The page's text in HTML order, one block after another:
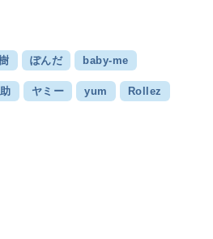
ぽんだ baby-me
ヤミー yum Rollez